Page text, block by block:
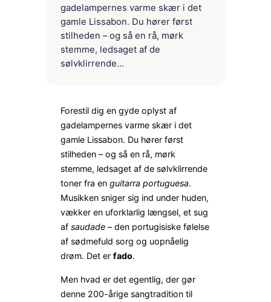
gadelampernes varme skær i det
gamle Lissabon. Du hører først
stilheden – og så en rå, mørk
stemme, ledsaget af de
sølvklirrende…
Forestil dig en gyde oplyst af
gadelampernes varme skær i det
gamle Lissabon. Du hører først
stilheden – og så en rå, mørk
stemme, ledsaget af de sølvklirrende
toner fra en guitarra portuguesa.
Musikken sniger sig ind under huden,
vækker en uforklarlig længsel, et sug
af saudade – den portugisiske følelse
af sødmefuld sorg og uopnåelig
drøm. Det er fado.
Men hvad er det egentlig, der gør
denne 200-årige sangtradition til